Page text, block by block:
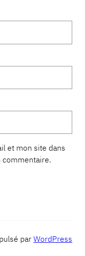
et mon site dans
commentaire.
parWordPress